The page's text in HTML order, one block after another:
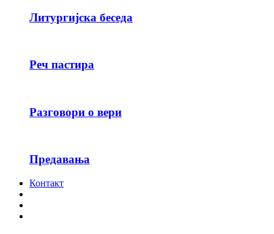
Литургијска беседа
Реч пастира
Разговори о вери
Предавања
Контакт